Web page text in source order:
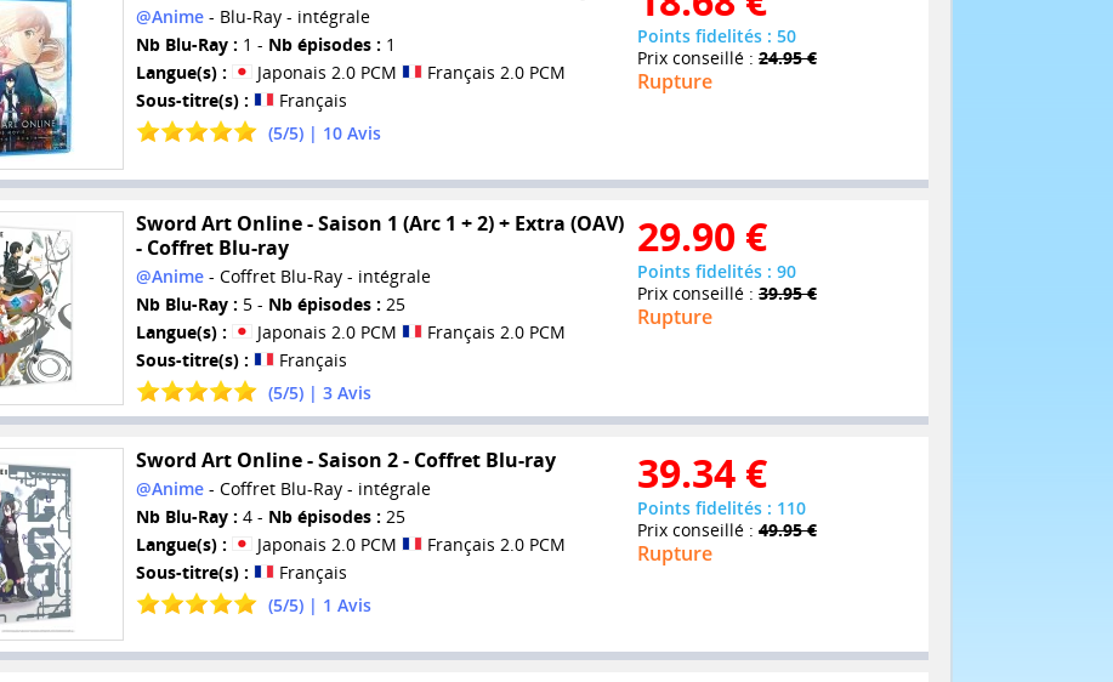
@Anime- Blu-Ray - intégrale
Nb Blu-Ray : 1 - Nb épisodes : 1
Langue(s) :
Japonais 2.0 PCM
Français 2.0 PCM
Sous-titre(s) :
Français
(5/5) | 10Avis
Points fidelités : 50
Prix conseillé : 24.95 €
Rupture
Sword Art Online - Saison 1 (Arc 1 + 2) + Extra (OAV)
- Coffret Blu-ray
@Anime- Coffret Blu-Ray - intégrale
Nb Blu-Ray : 5 - Nb épisodes : 25
Langue(s) :
Japonais 2.0 PCM
Français 2.0 PCM
Sous-titre(s) :
Français
(5/5) | 3Avis
29.90 €
Points fidelités : 90
Prix conseillé : 39.95 €
Rupture
Sword Art Online - Saison 2 - Coffret Blu-ray
@Anime- Coffret Blu-Ray - intégrale
Nb Blu-Ray : 4 - Nb épisodes : 25
Langue(s) :
Japonais 2.0 PCM
Français 2.0 PCM
Sous-titre(s) :
Français
(5/5) | 1 Avis
39.34 €
Points fidelités : 110
Prix conseillé : 49.95 €
Rupture